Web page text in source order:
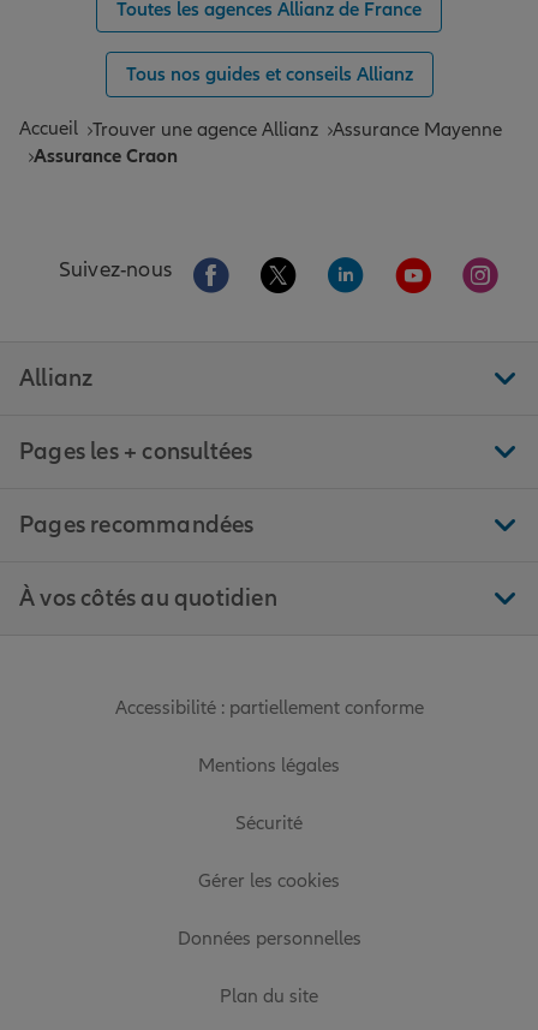
Toutes les agences Allianz de France
Tous nos guides et conseils Allianz
Accueil Trouver une agence Allianz Assurance Mayenne
Assurance Craon
Suivez-nous Aller sur la page Facebook de Allianz
Aller sur la page Twitter de
Aller sur la page
Aller sur la
Aller
Allianz
Pages les + consultées
Pages recommandées
À vos côtés au quotidien
Accessibilité : partiellement conforme
Mentions légales
Sécurité
Gérer les cookies
Données personnelles
Plan du site